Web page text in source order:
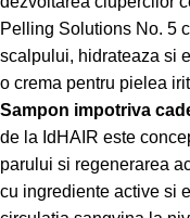
Pelling Solutions No. 5
scalpului, hidrateaza si
o crema pentru pielea
Sampon impotriva
de la IdHAIR este
parului si regenerarea
cu ingrediente active si